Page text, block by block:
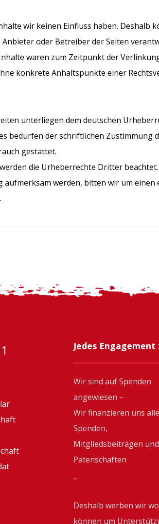
wir keinen Einfluss haben. Deshalb
oder Betreiber der Seiten
waren zum Zeitpunkt der
konkrete Anhaltspunkte einer
unterliegen dem deutschen
bedürfen der schriftlichen Zustimmung
gestattet.
die Urheberrechte Dritter
werden, bitten wir um
Jedes Engagement
Wir sind auf Spenden
angewiesen –
Wir finanzieren uns
Spenden,
Mitgliedsbeiträgen und
Patenschaften
Deshalb werben wir
können um